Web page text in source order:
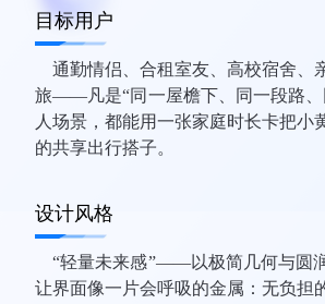
目标用户
通勤情侣、合租室友、高校宿舍、
旅——凡是“同一屋檐下、同一段路、
人场景，都能用一张家庭时长卡把小
的共享出行搭子。
设计风格
“轻量未来感”——以极简几何与圆
让界面像一片会呼吸的金属：无负担